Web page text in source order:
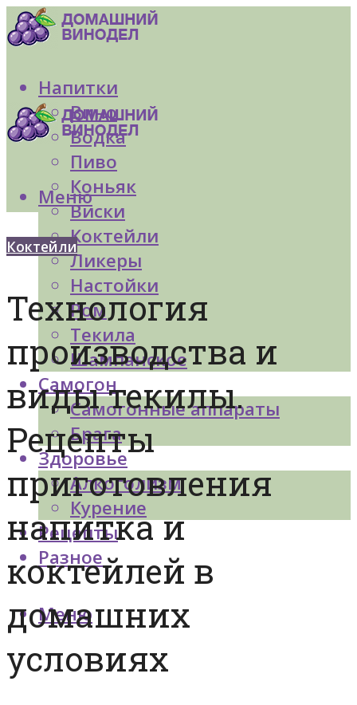
Напитки
Вино
Водка
Пиво
Коньяк
Виски
Коктейли
Ликеры
Настойки
Ром
Текила
Шампанское
Самогон
Самогонные аппараты
Брага
Здоровье
Алкоголизм
Курение
Рецепты
Разное
Меню
Меню
Коктейли
Технология
производства и
виды текилы.
Рецепты
приготовления
напитка и
коктейлей в
домашних
условиях